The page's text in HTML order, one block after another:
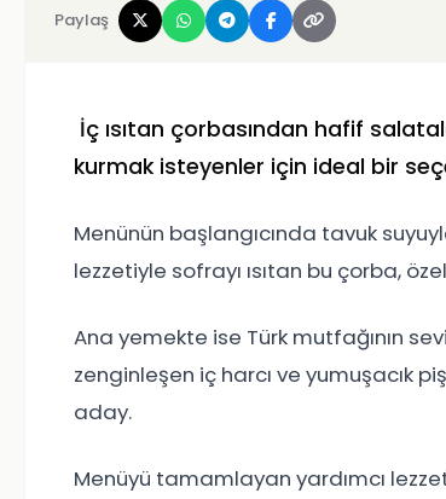
Paylaş
İç ısıtan çorbasından hafif
kurmak isteyenler için ideal bir
Menünün başlangıcında tavuk
lezzetiyle sofrayı ısıtan bu çorba,
Ana yemekte ise Türk mutfağının
zenginleşen iç harcı ve yumuşacık
aday.
Menüyü tamamlayan yardımcı